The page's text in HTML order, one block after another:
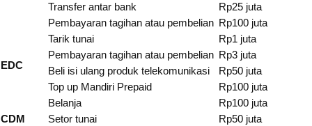
Transfer antar bank
Rp25 juta
Pembayaran tagihan atau pembelian Rp100 juta
EDC
Tarik tunai
Rp1 juta
Pembayaran tagihan atau pembelian Rp3 juta
Beli isi ulang produk telekomunikasi
Rp50 juta
Top up Mandiri Prepaid
Rp100 juta
Belanja
Rp100 juta
CDM
Setor tunai
Rp50 juta